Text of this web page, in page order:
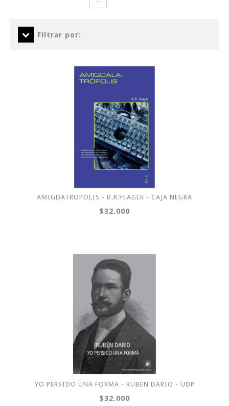
Filtrar por:
AMIGDATROPOLIS - B.R.YEAGER - CAJA NEGRA
$32.000
YO PERSIDO UNA FORMA - RUBEN DARIO - UDP
$32.000